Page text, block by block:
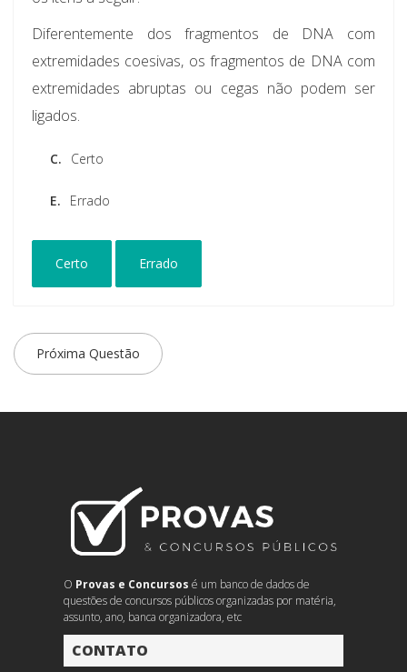
Diferentemente dos fragmentos de DNA com
extremidades coesivas, os fragmentos de DNA com
extremidades abruptas ou cegas não podem ser
ligados.
C. Certo
E. Errado
Certo Errado
Próxima Questão
O Provas e Concursos é um banco de dados de
questões de concursos públicos organizadas por matéria,
assunto, ano, banca organizadora, etc
CONTATO